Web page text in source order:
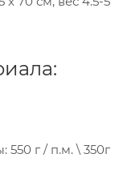
г / п.м. \ 350г